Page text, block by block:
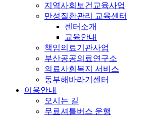
지역사회보건교육사업
만성질환관리 교육센터
센터소개
교육안내
책임의료기관사업
부산공공의료연구소
의료사회복지 서비스
동부해바라기센터
이용안내
오시는 길
무료셔틀버스 운행